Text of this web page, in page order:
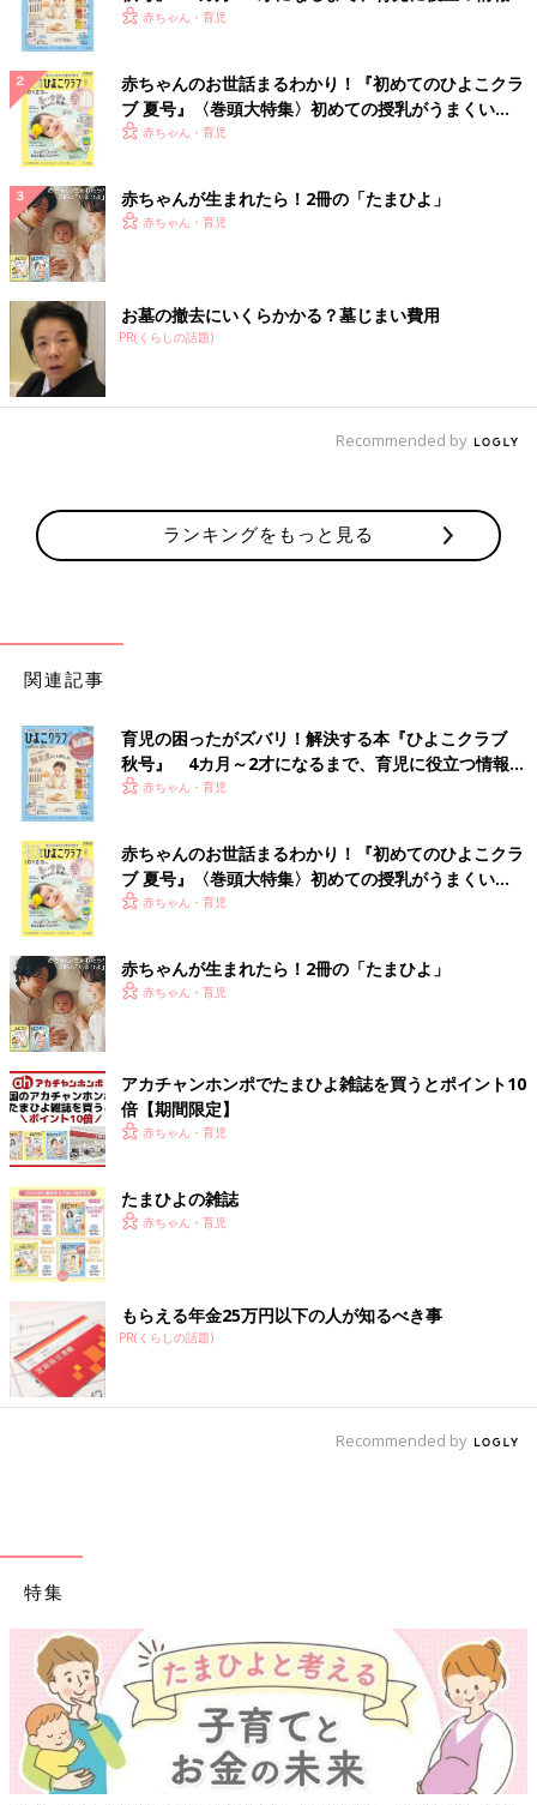
いっぱい！
赤ちゃん・育児
赤ちゃんのお世話まるわかり！『初めてのひよこクラ
ブ 夏号』〈巻頭大特集〉初めての授乳がうまくい
く！ おっぱい・ミルクの基本と夏のトラブル 解決テ
赤ちゃん・育児
赤ちゃんが生まれたら！2冊の「たまひよ」
赤ちゃん・育児
お墓の撤去にいくらかかる？墓じまい費用
PR(くらしの話題)
Recommended by
ランキングをもっと見る
関連記事
育児の困ったがズバリ！解決する本『ひよこクラブ
秋号』 4カ月～2才になるまで、育児に役立つ情報が
いっぱい！
赤ちゃん・育児
赤ちゃんのお世話まるわかり！『初めてのひよこクラ
ブ 夏号』〈巻頭大特集〉初めての授乳がうまくい
く！ おっぱい・ミルクの基本と夏のトラブル 解決テ
赤ちゃん・育児
赤ちゃんが生まれたら！2冊の「たまひよ」
赤ちゃん・育児
アカチャンホンポでたまひよ雑誌を買うとポイント10
倍【期間限定】
赤ちゃん・育児
たまひよの雑誌
赤ちゃん・育児
もらえる年金25万円以下の人が知るべき事
PR(くらしの話題)
Recommended by
特集